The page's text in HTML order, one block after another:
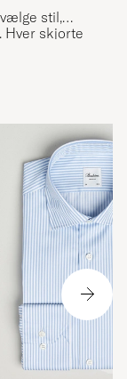
stil,
Hver skjorte
og
den er færdig.